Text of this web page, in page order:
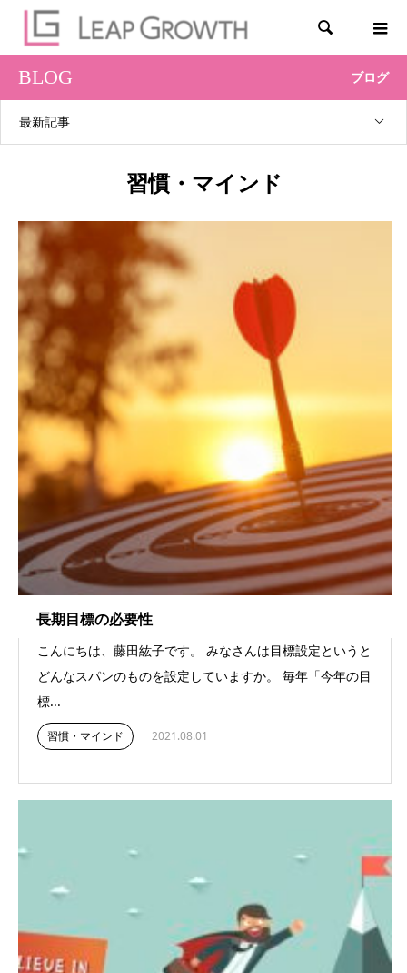

BLOG ブログ
最新記事
習慣・マインド
長期目標の必要性
こんにちは、藤田紘子です。 みなさんは目標設定というと
どんなスパンのものを設定していますか。 毎年「今年の目
標...
習慣・マインド 2021.08.01